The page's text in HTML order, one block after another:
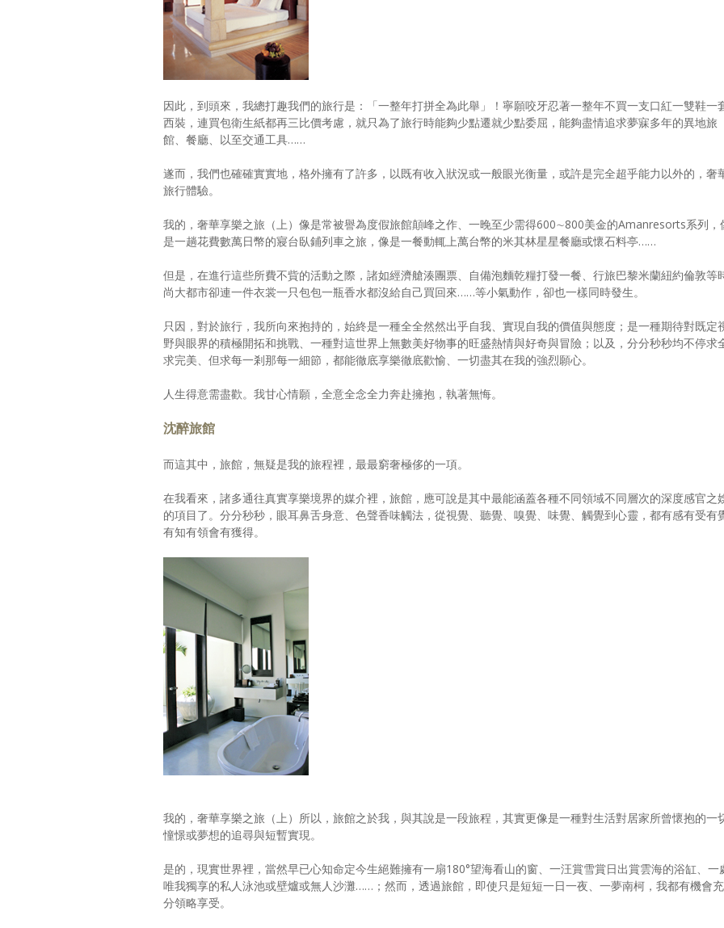
因此，到頭來，我總打趣我們的旅行是：「一整年打拼全為此舉」！寧願咬牙忍著一整年不買一支口紅一雙鞋一
西裝，連買包衛生紙都再三比價考慮，就只為了旅行時能夠少點遷就少點委屈，能夠盡情追求夢寐多年的異地旅
館、餐廳、以至交通工具……
遂而，我們也確確實實地，格外擁有了許多，以既有收入狀況或一般眼光衡量，或許是完全超乎能力以外的，奢
旅行體驗。
我的，奢華享樂之旅（上）像是常被譽為度假旅館顛峰之作、一晚至少需得600∼800美金的Amanresorts系列，
是一趟花費數萬日幣的寢台臥鋪列車之旅，像是一餐動輒上萬台幣的米其林星星餐廳或懷石料亭……
但是，在進行這些所費不貲的活動之際，諸如經濟艙湊團票、自備泡麵乾糧打發一餐、行旅巴黎米蘭紐約倫敦等
尚大都市卻連一件衣裳一只包包一瓶香水都沒給自己買回來……等小氣動作，卻也一樣同時發生。
只因，對於旅行，我所向來抱持的，始終是一種全全然然出乎自我、實現自我的價值與態度；是一種期待對既定
野與眼界的積極開拓和挑戰、一種對這世界上無數美好物事的旺盛熱情與好奇與冒險；以及，分分秒秒均不停求
求完美、但求每一剎那每一細節，都能徹底享樂徹底歡愉、一切盡其在我的強烈願心。
人生得意需盡歡。我甘心情願，全意全念全力奔赴擁抱，執著無悔。
沈醉旅館
而這其中，旅館，無疑是我的旅程裡，最最窮奢極侈的一項。
在我看來，諸多通往真實享樂境界的媒介裡，旅館，應可說是其中最能涵蓋各種不同領域不同層次的深度感官之
的項目了。分分秒秒，眼耳鼻舌身意、色聲香味觸法，從視覺、聽覺、嗅覺、味覺、觸覺到心靈，都有感有受有
有知有領會有獲得。
我的，奢華享樂之旅（上）所以，旅館之於我，與其說是一段旅程，其實更像是一種對生活對居家所曾懷抱的一
憧憬或夢想的追尋與短暫實現。
是的，現實世界裡，當然早已心知命定今生絕難擁有一扇180°望海看山的窗、一汪賞雪賞日出賞雲海的浴缸、一
唯我獨享的私人泳池或壁爐或無人沙灘……；然而，透過旅館，即使只是短短一日一夜、一夢南柯，我都有機會充
分領略享受。